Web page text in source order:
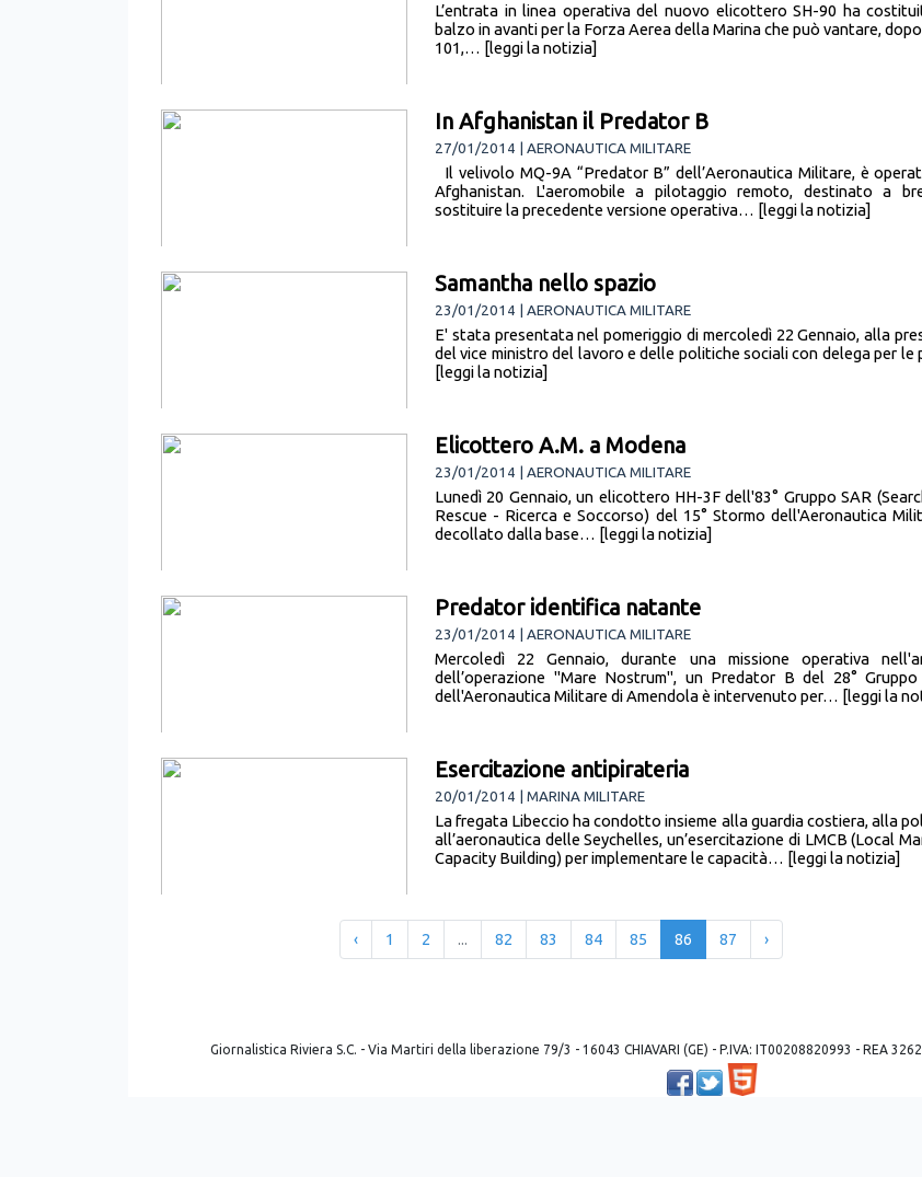
L’entrata in linea operativa del nuovo elicottero SH-90 ha
balzo in avanti per la Forza Aerea della Marina che può vantare, dopo
101,… [leggi la notizia]
In Afghanistan il Predator B
27/01/2014 | AERONAUTICA MILITARE
Il velivolo MQ-9A “Predator B” dell’Aeronautica Militare, è
Afghanistan. L'aeromobile a pilotaggio remoto, destinato a
sostituire la precedente versione operativa… [leggi la notizia]
Samantha nello spazio
23/01/2014 | AERONAUTICA MILITARE
E' stata presentata nel pomeriggio di mercoledì 22 Gennaio, alla
del vice ministro del lavoro e delle politiche sociali con delega per le
[leggi la notizia]
Elicottero A.M. a Modena
23/01/2014 | AERONAUTICA MILITARE
Lunedì 20 Gennaio, un elicottero HH-3F dell'83° Gruppo SAR
Rescue - Ricerca e Soccorso) del 15° Stormo dell'Aeronautica
decollato dalla base… [leggi la notizia]
Predator identifica natante
23/01/2014 | AERONAUTICA MILITARE
Mercoledì 22 Gennaio, durante una missione operativa
dell’operazione "Mare Nostrum", un Predator B del 28°
dell'Aeronautica Militare di Amendola è intervenuto per… [leggi la
Esercitazione antipirateria
20/01/2014 | MARINA MILITARE
La fregata Libeccio ha condotto insieme alla guardia costiera, alla
all’aeronautica delle Seychelles, un’esercitazione di LMCB (Local
Capacity Building) per implementare le capacità… [leggi la notizia]
‹ 1 2 ... 82 83 84 85 86 87 ›
Giornalistica Riviera S.C. - Via Martiri della liberazione 79/3 - 16043 CHIAVARI (GE) - P.IVA: IT00208820993 - REA